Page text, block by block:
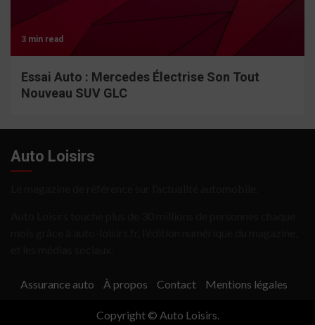
3 min read
Essai Auto : Mercedes Électrise Son Tout
Nouveau SUV GLC
Auto Loisirs
Assurance auto À propos Contact Mentions légales
Copyright © Auto Loisirs.